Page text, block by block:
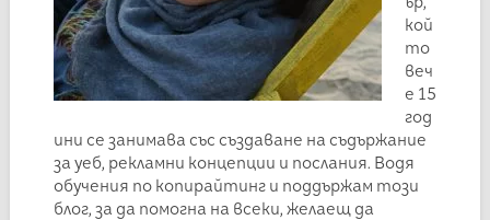
кой
то
веч
е 15
год
ини се занимава със създаване на съдържание
за уеб, рекламни концепции и послания. Водя
обучения по копирайтинг и поддържам този
блог, за да помогна на всеки, желаещ да